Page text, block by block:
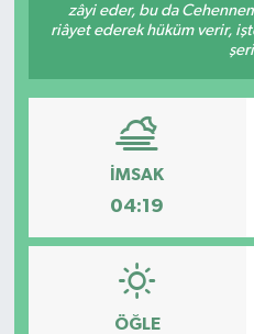
zâyi eder, bu da
riâyet ederek hüküm verir,
İMSAK
04:19
ÖĞLE